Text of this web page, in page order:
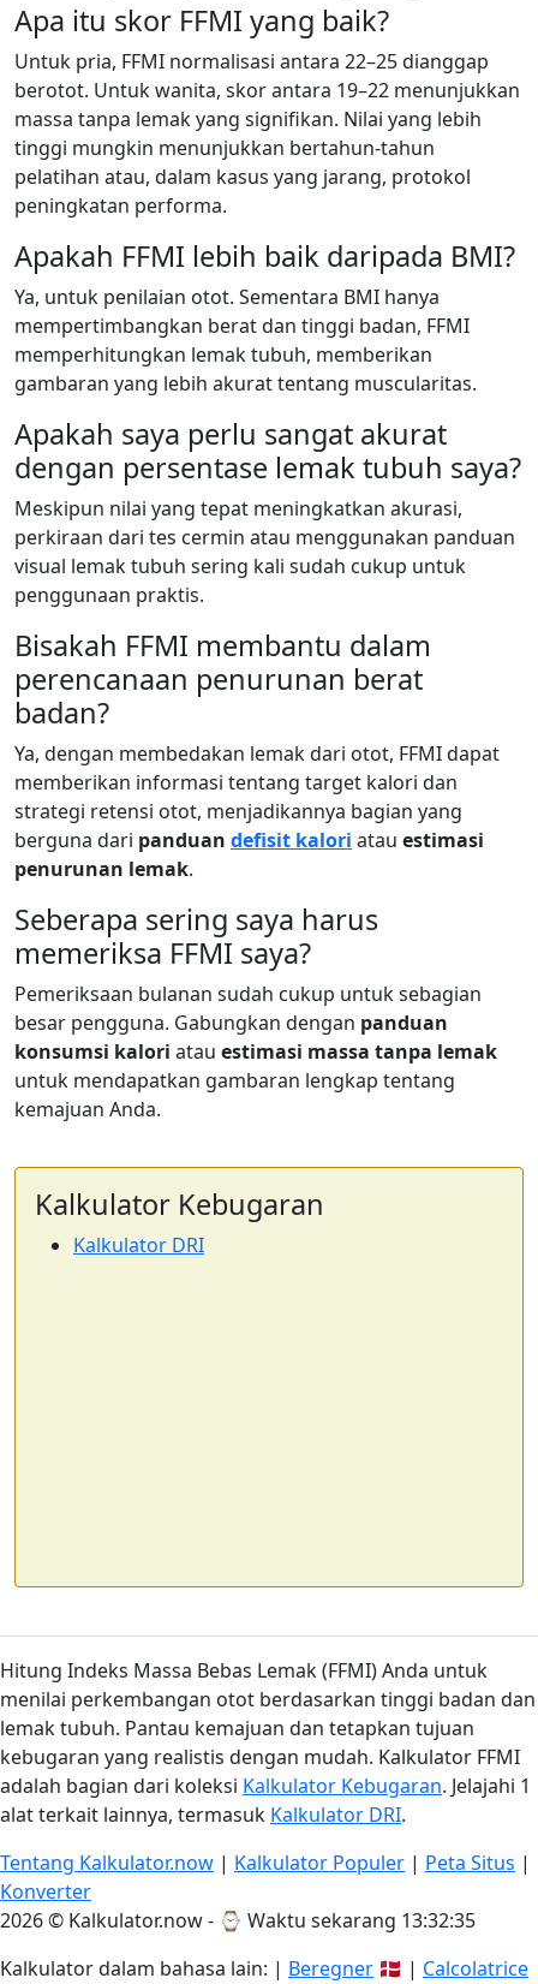
Apa itu skor FFMI yang baik?
Untuk pria, FFMI normalisasi antara 22–25 dianggap
berotot. Untuk wanita, skor antara 19–22 menunjukkan
massa tanpa lemak yang signifikan. Nilai yang lebih
tinggi mungkin menunjukkan bertahun-tahun
pelatihan atau, dalam kasus yang jarang, protokol
peningkatan performa.
Apakah FFMI lebih baik daripada BMI?
Ya, untuk penilaian otot. Sementara BMI hanya
mempertimbangkan berat dan tinggi badan, FFMI
memperhitungkan lemak tubuh, memberikan
gambaran yang lebih akurat tentang muscularitas.
Apakah saya perlu sangat akurat
dengan persentase lemak tubuh saya?
Meskipun nilai yang tepat meningkatkan akurasi,
perkiraan dari tes cermin atau menggunakan panduan
visual lemak tubuh sering kali sudah cukup untuk
penggunaan praktis.
Bisakah FFMI membantu dalam
perencanaan penurunan berat
badan?
Ya, dengan membedakan lemak dari otot, FFMI dapat
memberikan informasi tentang target kalori dan
strategi retensi otot, menjadikannya bagian yang
berguna dari panduan defisit kalori atau estimasi
penurunan lemak.
Seberapa sering saya harus
memeriksa FFMI saya?
Pemeriksaan bulanan sudah cukup untuk sebagian
besar pengguna. Gabungkan dengan panduan
konsumsi kalori atau estimasi massa tanpa lemak
untuk mendapatkan gambaran lengkap tentang
kemajuan Anda.
Kalkulator Kebugaran
Kalkulator DRI
Hitung Indeks Massa Bebas Lemak (FFMI) Anda untuk
menilai perkembangan otot berdasarkan tinggi badan dan
lemak tubuh. Pantau kemajuan dan tetapkan tujuan
kebugaran yang realistis dengan mudah. Kalkulator FFMI
adalah bagian dari koleksi Kalkulator Kebugaran. Jelajahi 1
alat terkait lainnya, termasuk Kalkulator DRI.
Tentang Kalkulator.now | Kalkulator Populer | Peta Situs |
Konverter
2026 © Kalkulator.now - ⌚ Waktu sekarang 13:32:35
Kalkulator dalam bahasa lain: | Beregner 🇩🇰 | Calcolatrice